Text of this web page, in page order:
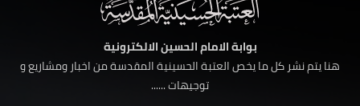
بوابة الامام الحسين الالكترونية
هنا يتم نشر كل ما يخص العتبة الحسينية المقدسة من اخبار ومشاريع و
توجيهات ......